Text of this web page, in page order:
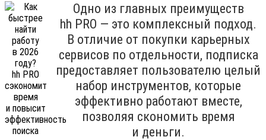
Одно из главных преимуществ
hh PRO — это комплексный подход.
В отличие от покупки карьерных
сервисов по отдельности, подписка
предоставляет пользователю целый
набор инструментов, которые
эффективно работают вместе,
позволяя скономить время
и деньги.